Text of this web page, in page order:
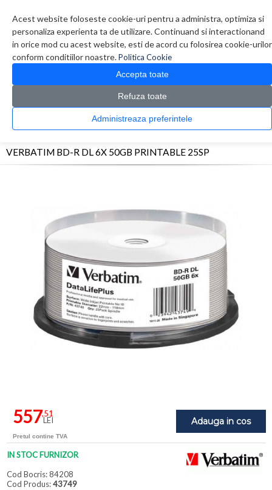
Acest website foloseste cookie-uri pentru a administra, optimiza si
personaliza experienta ta de utilizare. Continuand si interactionand
in orice mod cu acest website, esti de acord cu folosirea cookie-urilor
conform conditiilor noastre.Politica Cookie
Accepta toate
Refuza toate
Administreaza preferintele
0 produs(e)
CATALOG PRODUSE
Consumabile optice > VERBATIM BD-R DL 6X 50GB
VERBATIM BD-R DL 6X 50GB PRINTABLE 25SP
Adauga in cos
557,51
LEI
Pretul contine TVA
IN STOC FURNIZOR
Cod Bocris: 84208
Cod Produs:43749